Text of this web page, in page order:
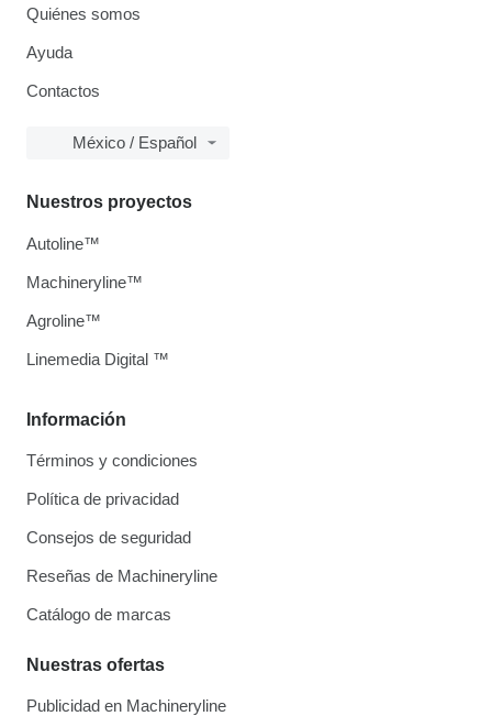
Quiénes somos
Ayuda
Contactos
México / Español
Información
Términos y condiciones
Política de privacidad
Consejos de seguridad
Reseñas de Machineryline
Catálogo de marcas
Nuestras ofertas
Publicidad en Machineryline
Nuestros proyectos
Autoline™
Machineryline™
Agroline™
Linemedia Digital ™